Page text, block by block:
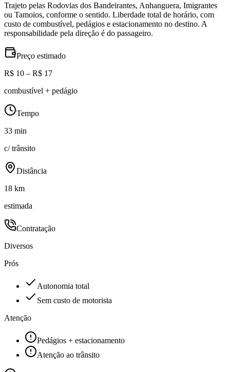
Trajeto pelas Rodovias dos Bandeirantes, Anhanguera, Imigrantes
ou Tamoios, conforme o sentido. Liberdade total de horário, com
custo de combustível, pedágios e estacionamento no destino. A
responsabilidade pela direção é do passageiro.
Preço estimado
R$ 10 – R$ 17
combustível + pedágio
Tempo
33 min
c/ trânsito
Distância
18 km
estimada
Contratação
Diversos
Prós
Autonomia total
Sem custo de motorista
Atenção
Pedágios + estacionamento
Atenção ao trânsito